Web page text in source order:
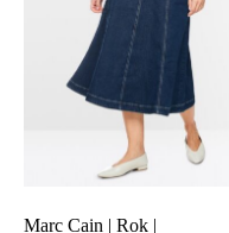
Marc Cain | Rok |